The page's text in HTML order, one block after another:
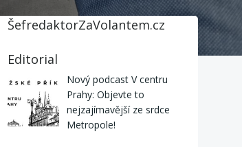
ŠefredaktorZaVolantem.cz
Editorial
Nový podcast V centru
Prahy: Objevte to
nejzajímavější ze srdce
Metropole!